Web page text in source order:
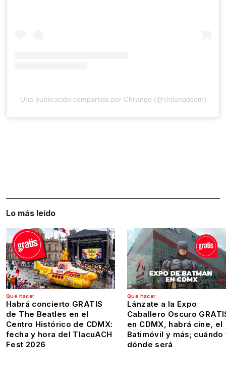
Una publicación compartida por Chilango (@chilangocom)
Lo más leído
Qué hacer
Habrá concierto GRATIS
de The Beatles en el
Centro Histórico de CDMX:
fecha y hora del TlacuACH
Fest 2026
Qué hacer
Lánzate a la Expo
Caballero Oscuro
en CDMX, habrá cine, el
Batimóvil y más; cuándo
dónde será